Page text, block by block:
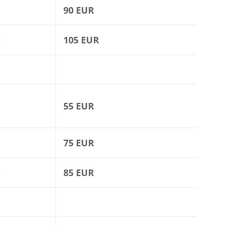
90 EUR
105 EUR
55 EUR
75 EUR
85 EUR